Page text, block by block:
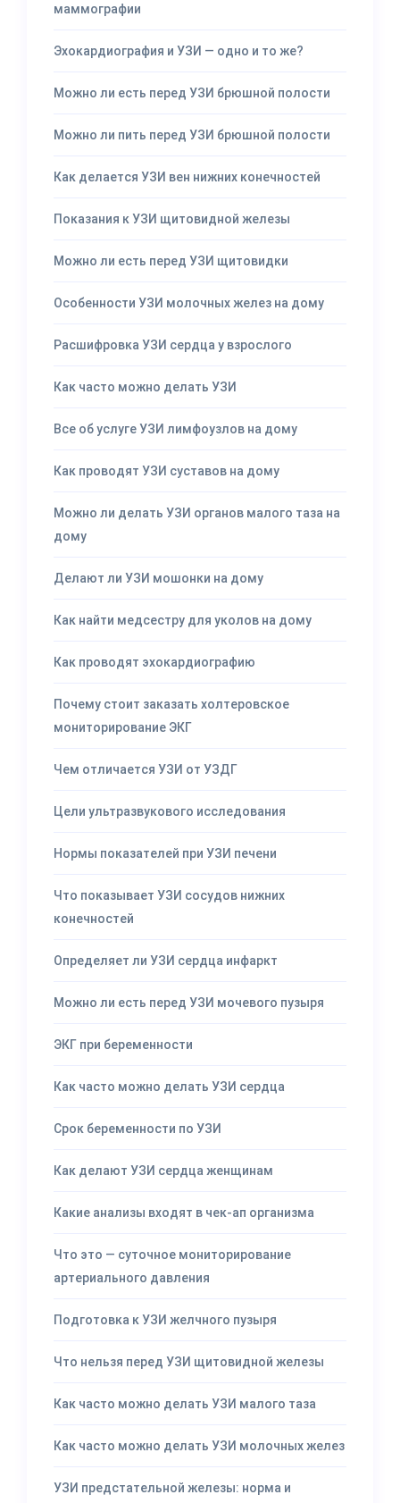
маммографии
Эхокардиография и УЗИ — одно и то же?
Можно ли есть перед УЗИ брюшной полости
Можно ли пить перед УЗИ брюшной полости
Как делается УЗИ вен нижних конечностей
Показания к УЗИ щитовидной железы
Можно ли есть перед УЗИ щитовидки
Особенности УЗИ молочных желез на дому
Расшифровка УЗИ сердца у взрослого
Как часто можно делать УЗИ
Все об услуге УЗИ лимфоузлов на дому
Как проводят УЗИ суставов на дому
Можно ли делать УЗИ органов малого таза на
дому
Делают ли УЗИ мошонки на дому
Как найти медсестру для уколов на дому
Как проводят эхокардиографию
Почему стоит заказать холтеровское
мониторирование ЭКГ
Чем отличается УЗИ от УЗДГ
Цели ультразвукового исследования
Нормы показателей при УЗИ печени
Что показывает УЗИ сосудов нижних
конечностей
Определяет ли УЗИ сердца инфаркт
Можно ли есть перед УЗИ мочевого пузыря
ЭКГ при беременности
Как часто можно делать УЗИ сердца
Срок беременности по УЗИ
Как делают УЗИ сердца женщинам
Какие анализы входят в чек-ап организма
Что это — суточное мониторирование
артериального давления
Подготовка к УЗИ желчного пузыря
Что нельзя перед УЗИ щитовидной железы
Как часто можно делать УЗИ малого таза
Как часто можно делать УЗИ молочных желез
УЗИ предстательной железы: норма и